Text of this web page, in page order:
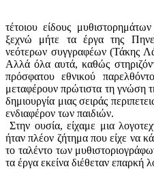
τέτοιου είδους
ξεχνώ μήτε τα έργα της
νεότερων συγγραφέων (Τάκης
Αλλά όλα αυτά, καθώς
πρόσφατου εθνικού
μεταφέρουν πρώτιστα τη γνώση
δημιουργία μιας σειράς
ενδιαφέρον των παιδιών.
Στην ουσία, είχαμε μια
ήταν πλέον ζήτημα που είχε να
το ταλέντο των
τα έργα εκείνα διέθεταν επαρκή